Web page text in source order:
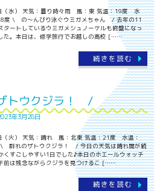
（水） 天気：曇り時々雨 風：東 気温：19度 水
度 \ の～んびり泳ぐウミガメちゃん / 去年の11
タートしているウミガメシュノーケルも終盤になっ
た。本日は、修学旅行でお越しの高校 [……
続きを読む
トウクジラ！ /
年3月28日
（火） 天気：晴れ 風：北東 気温：21度 水温：
群れのザトウクジラ！ / 今日の天気は晴れ間が続
くすごしやすい1日でした♪本日のホエールウォッチ
前は残念ながらクジラを見つけるこ [……
続きを読む